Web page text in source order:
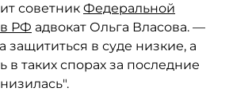
советник Федеральной
РФ адвокат Ольга Власова. —
в суде низкие, а
в таких спорах за последние